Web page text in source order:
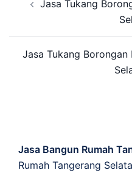
navigation
Jasa Tukang
Jasa Tukang Borongan
Jasa Bangun Rumah
Rumah Tangerang